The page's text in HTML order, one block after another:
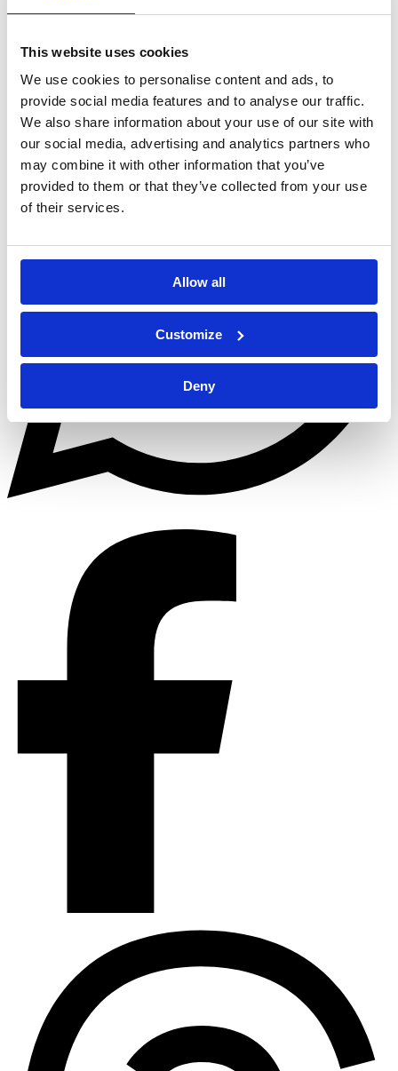
This website uses cookies
We use cookies to personalise content and ads, to
provide social media features and to analyse our traffic.
We also share information about your use of our site with
our social media, advertising and analytics partners who
may combine it with other information that you’ve
provided to them or that they’ve collected from your use
of their services.
Allow all
Customize
Deny